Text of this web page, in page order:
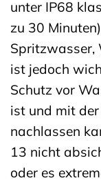
unter IP68
zu 30
Spritzwasser,
ist jedoch
Schutz vor
ist und mit
nachlassen
13 nicht
oder es